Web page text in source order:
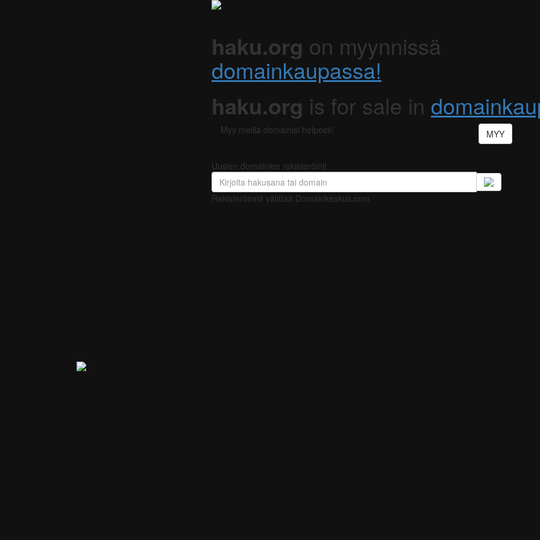
haku.org on myynnissä
domainkaupassa!
haku.org is for sale in
Myy meillä domainisi helposti! MYY
Uusien domainien rekisteröinti
Rekisteröinnit välittää Domainkeskus.com